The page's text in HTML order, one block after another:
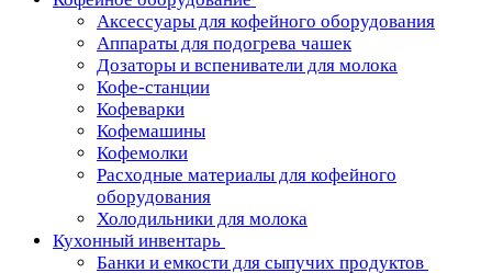
Аксессуары для кофейного оборудования
Аппараты для подогрева чашек
Дозаторы и вспениватели для молока
Кофе-станции
Кофеварки
Кофемашины
Кофемолки
Расходные материалы для кофейного
оборудования
Холодильники для молока
Кухонный инвентарь
Банки и емкости для сыпучих продуктов